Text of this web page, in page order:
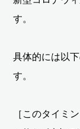
す。
具体的には以
す。
［このタイミ